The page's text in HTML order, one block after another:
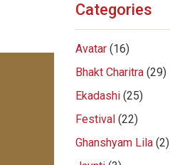
Categories
Avatar(16)
Bhakt Charitra(29)
Ekadashi(25)
Festival(22)
Ghanshyam Lila(2)